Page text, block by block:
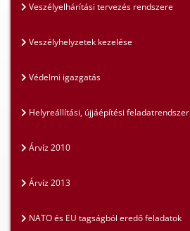
Veszélyelhárítási tervezés rendszere
Veszélyhelyzetek kezelése
Védelmi igazgatás
Helyreállítási, újjáépítési feladatrendszer
Árvíz 2010
Árvíz 2013
NATO és EU tagságból eredő feladatok